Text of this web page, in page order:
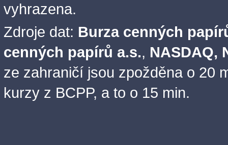
vyhrazena.
Zdroje dat: Burza cenných
cenných papírů a.s., NASDAQ,
ze zahraničí jsou zpožděna o 20
kurzy z BCPP, a to o 15 min.